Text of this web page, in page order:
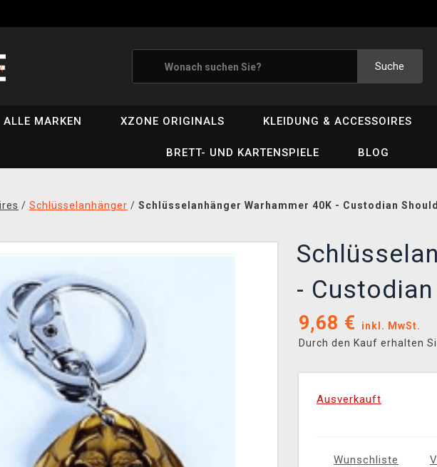
Suche
ALLE MARKEN XZONE ORIGINALS KLEIDUNG & ACCESSOIRES
BRETT- UND KARTENSPIELE BLOG
/ Schlüsselanhänger / Schlüsselanhänger Warhammer 40K - Custodian
-
9,68 €
inkl. MwSt.
Durch den Kauf erhalten
Ausverkauft
Wunschliste